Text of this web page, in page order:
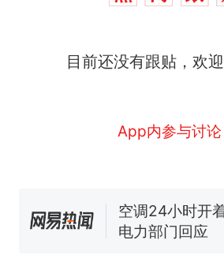
目前还没有跟贴，欢
App内参与讨论
因老师一句“跟
眼了……
佛山一中学招聘
“不建议大家买
搜，网友：天塌